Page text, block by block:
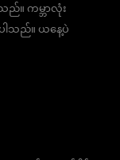
သည်။ ကမ္ဘာလုံး
ါသည်။ ယနေ့ပဲ